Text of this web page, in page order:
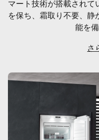
マート技術が搭載されて
を保ち、霜取り不要、静
能を
さ